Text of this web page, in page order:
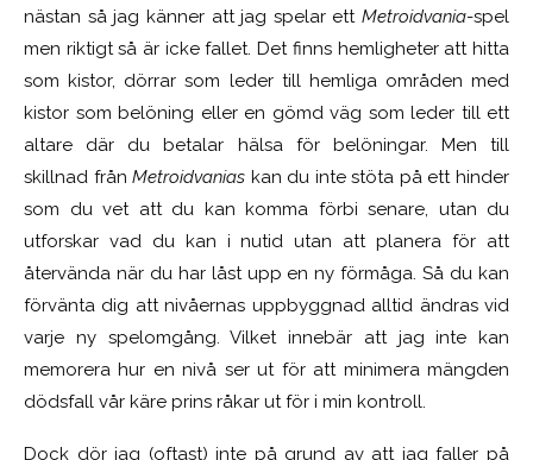
nästan så jag känner att jag spelar ett Metroidvania-spel
men riktigt så är icke fallet. Det finns hemligheter att hitta
som kistor, dörrar som leder till hemliga områden med
kistor som belöning eller en gömd väg som leder till ett
altare där du betalar hälsa för belöningar. Men till
skillnad frånMetroidvanias kan du inte stöta på ett hinder
som du vet att du kan komma förbi senare, utan du
utforskar vad du kan i nutid utan att planera för att
återvända när du har låst upp en ny förmåga. Så du kan
förvänta dig att nivåernas uppbyggnad alltid ändras vid
varje ny spelomgång. Vilket innebär att jag inte kan
memorera hur en nivå ser ut för att minimera mängden
dödsfall vår käre prins råkar ut för i min kontroll.
Dock dör jag (oftast) inte på grund av att jag faller på